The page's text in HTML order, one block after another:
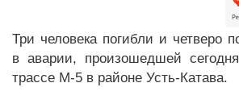
Три человека погибли и четверо
в аварии, произошедшей
трассе М-5 в районе Усть-Катава.